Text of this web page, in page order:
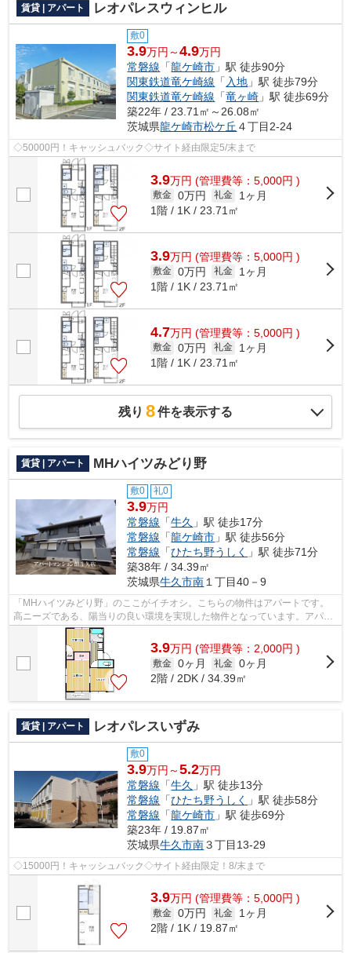
賃貸 | アパート レオパレスウィンヒル
敷0
3.9万円～4.9万円
常磐線 「龍ケ崎市 」駅 徒歩90分
関東鉄道竜ケ崎線 「 入地 」駅 徒歩79分
関東鉄道竜ケ崎線 「竜ヶ崎 」駅 徒歩69分
築22年 / 23.71㎡～26.08㎡
茨城県龍ケ崎市松ケ丘 ４丁目2-24
◇50000円！キャッシュバック◇サイト経由限定5/末まで
3.9万円 (管理費等：5,000円 )
敷金 0万円 礼金
1ヶ月
1階 / 1K / 23.71㎡
3.9万円 (管理費等：5,000円 )
敷金 0万円 礼金
1ヶ月
1階 / 1K / 23.71㎡
4.7万円 (管理費等：5,000円 )
敷金 0万円 礼金
1ヶ月
1階 / 1K / 23.71㎡
残り 8件を表示する
賃貸 | アパート MHハイツみどり野
敷0 礼0
3.9万円
常磐線 「牛久 」駅 徒歩17分
常磐線 「龍ケ崎市 」駅 徒歩56分
常磐線 「ひたち野うしく
」駅 徒歩71分
築38年 / 34.39㎡
茨城県牛久市南 １丁目40－9
「MHハイツみどり野」のここがイチオシ。こちらの物件はアパートです。
高ニーズである、陽当りの良い環境を実現した物件となっています。アパー
トマンション館 牛久店には、牛久市エ...
3.9万円 (管理費等：2,000円 )
敷金 0ヶ月 礼金 0ヶ月
2階 / 2DK / 34.39㎡
賃貸 | アパート レオパレスいずみ
敷0
3.9万円～5.2万円
常磐線 「牛久 」駅 徒歩13分
常磐線 「ひたち野うしく
」駅 徒歩58分
常磐線 「龍ケ崎市 」駅 徒歩69分
築23年 / 19.87㎡
茨城県牛久市南３丁目13-29
◇15000円！キャッシュバック◇サイト経由限定！8/末まで
3.9万円 (管理費等：5,000円 )
敷金 0万円 礼金
1ヶ月
2階 / 1K / 19.87㎡